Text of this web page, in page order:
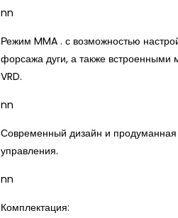
nn
Режим MMA . с возможностью
форсажа дуги, а также
VRD.
nn
Современный дизайн и продуманная
управления.
nn
Комплектация: